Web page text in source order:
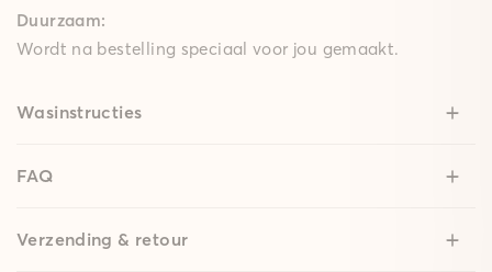
Duurzaam:
Wordt na bestelling speciaal voor jou gemaakt.
Wasinstructies
FAQ
Verzending & retour